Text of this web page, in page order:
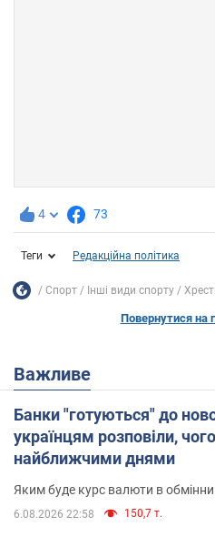
4 73
Теги Редакційна політика
Спорт Інші види спорту
Повернутися на
Важливе
Банки "готуються" до
українцям розповіли,
найближчими днями
Яким буде курс валюти в
6.08.2026 22:58 150,7 т.